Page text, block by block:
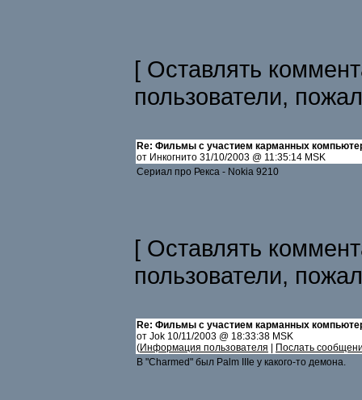
[ Оставлять
пользователи,
Re: Фильмы с участием карманных
от Инкогнито 31/10/2003 @ 11:35:14 MSK
Сериал про Рекса - Nokia 9210
[ Оставлять
пользователи,
Re: Фильмы с участием карманных
от Jok 10/11/2003 @ 18:33:38 MSK
(Информация пользователя
Послать
В "Charmed" был Palm IIIe у какого-то демона.